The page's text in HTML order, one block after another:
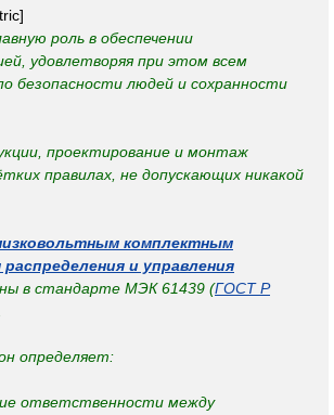
роль в обеспечении
удовлетворяя при этом всем
безопасности людей и сохранности
проектирование и монтаж
правилах, не допускающих никакой
комплектным
и управления
в стандарте МЭК 61439 (ГОСТ Р
определяет:
ответственности между